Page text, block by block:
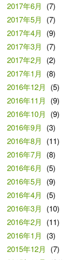
2017年6月
(7)
2017年5月
(7)
2017年4月
(9)
2017年3月
(7)
2017年2月
(2)
2017年1月
(8)
2016年12月
(5)
2016年11月
(9)
2016年10月
(9)
2016年9月
(3)
2016年8月
(11)
2016年7月
(8)
2016年6月
(5)
2016年5月
(9)
2016年4月
(5)
2016年3月
(10)
2016年2月
(11)
2016年1月
(3)
2015年12月
(7)